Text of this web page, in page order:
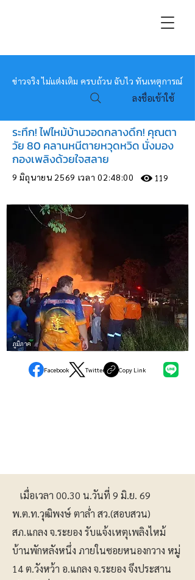
หมอข่าว
ข่าวจริง ไม่แต่งเติม ครบถ้วน ฉับไว ทันเหตุการณ์
ลงชื่อเข้าใช้
ระทึก! ไฟไหม้บ้านวอดกลางดึก! คุณตา
วัย 80 คลานหนีตายหวุดหวิด นั่งมอง
กองเพลิงด้วยใจสลาย
9 มิถุนายน 2569 เวลา 02:48:00 119
ภูมิภาค
Facebook Twitter Copy Link
เมื่อเวลา 00.30 น.วันที่ 9 มิ.ย. 69
พ.ต.ท.วุฒิพงษ์ ตาล่ำ สว.(สอบสวน)
สภ.แกลง จ.ระยอง รับแจ้งเหตุเพลิงไหม้
บ้านพักหลังหนึ่ง ภายในซอยหนองกวาง หมู่
14 ต.วังหว้า อ.แกลง จ.ระยอง จึงประสาน